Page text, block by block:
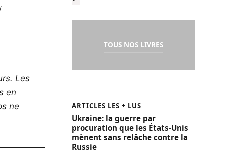
Les
en
ne
TOUS NOS LIVRES
ARTICLES LES + LUS
Ukraine: la guerre par
procuration que les États-Unis
mènent sans relâche contre la
Russie